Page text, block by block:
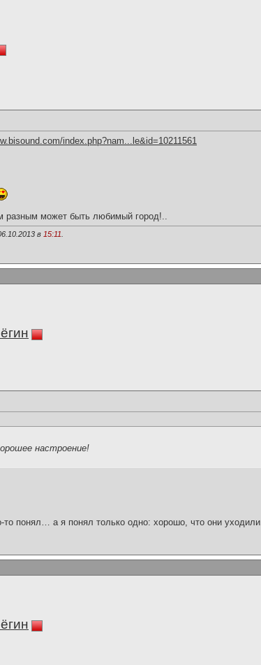
index.php?nam...le&id=10211561
разным может быть любимый город!..
в 15:11
настроение!
понял… а я понял только одно: хорошо, что они уходили.